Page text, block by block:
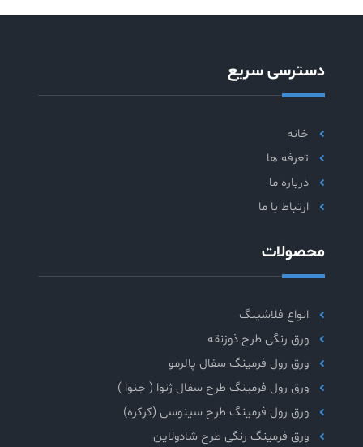
دسترسی سریع
خانه
تعرفه ها
درباره ما
ارتباط با ما
محصولات
انواع فلاشینگ
ورق رنگی طرح ذوزنقه
ورق رول فرمینگ سفال پالرمو
ورق رول فرمینگ طرح سفال ژنوا ( جنوا )
ورق رول فرمینگ طرح سینوسی (کرکره)
ورق فرمینگ رنگی طرح شادولاین